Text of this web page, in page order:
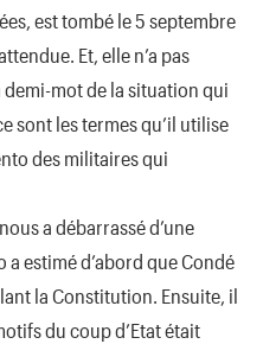
est tombé le 5 septembre
Et, elle n’a pas
demi-mot de la situation qui
sont les termes qu’il utilise
des militaires qui
a débarrassé d’une
estimé d’abord que Condé
la Constitution. Ensuite, il
du coup d’Etat était